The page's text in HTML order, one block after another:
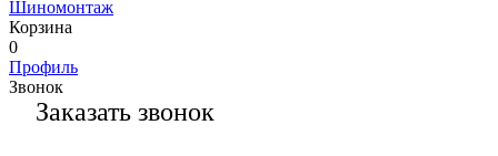
Шиномонтаж
Корзина
0
Профиль
Звонок
Заказать звонок